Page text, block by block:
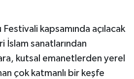
kapsamında açılacak
sanatlarından
kutsal emanetlerden yerel
çok katmanlı bir keşfe